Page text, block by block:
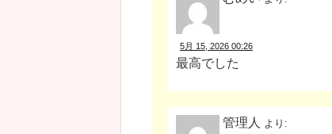
5月 15, 2026 00:26
最高でした
管理人 より: